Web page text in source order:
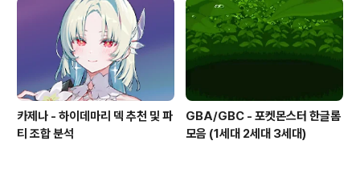
카제나 - 하이데마리 덱 추천 및 파
티 조합 분석
GBA/GBC - 포켓몬스터 한글롬
모음 (1세대 2세대 3세대)